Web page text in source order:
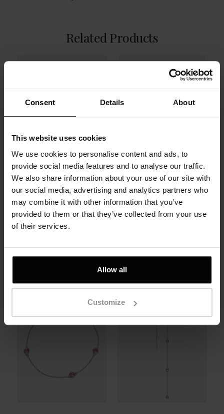
Consent Details About
This website uses cookies
We use cookies to personalise content and ads, to
provide social media features and to analyse our traffic.
We also share information about your use of our site with
our social media, advertising and analytics partners who
may combine it with other information that you’ve
provided to them or that they’ve collected from your use
of their services.
Allow all
Customize
Related Products
Bransoletka Catch z
3 Topazami barwy
London blue, srebro
próby 925
Pierścionek złoty,
Szafir - Black
Sapphire